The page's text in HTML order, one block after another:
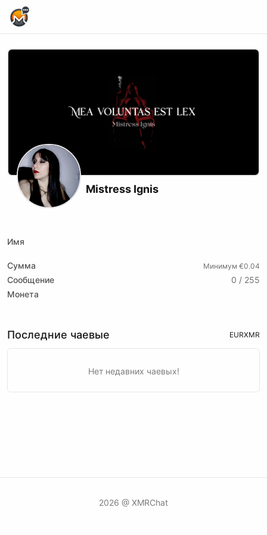
Mistress Ignis
Имя
Сумма Минимум €0.04
Сообщение
0 / 255
Монета
Последние чаевые EURXMR
Нет недавних чаевых!
2026 @ XMRChat